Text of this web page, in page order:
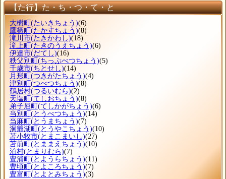
【た行】た・ち・つ・て・と
大樹町 (たいきちょう)(6)
鷹栖町 (たかすちょう)(8)
滝川市(たきかわし)(18)
滝上町 (たきのうえちょう)(6)
伊達市(だてし)(16)
秩父別町 (ちっぷべつちょう)(5)
千歳市(ちとせし)(14)
月形町 (つきがたちょう)(4)
津別町 (つべつちょう)(8)
鶴居村(つるいむら)(2)
天塩町 (てしおちょう)(8)
弟子屈町 (てしかがちょう)(6)
当別町 (とうべつちょう)(14)
当麻町 (とうまちょう)(7)
洞爺湖町 (とうやこちょう)(10)
苫小牧市(とまこまいし)(27)
苫前町 (とままえちょう)(10)
泊村(とまりむら)(7)
豊浦町 (とようらちょう)(11)
豊頃町 (とよころちょう)(7)
豊富町 (とよとみちょう)(3)